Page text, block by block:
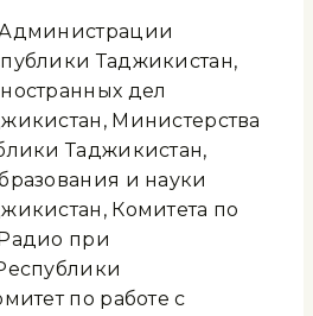
Таджикистан,
дел
Министерства
Таджикистан,
и науки
Комитета по
при
по работе с